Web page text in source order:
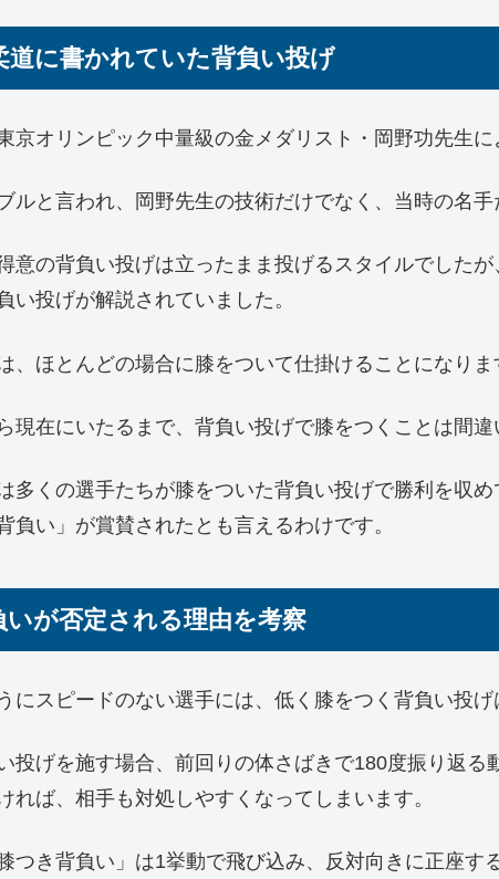
道に書かれていた背負い投げ
京オリンピック中量級の金メダリスト・岡野功先生に
ルと言われ、岡野先生の技術だけでなく、当時の名
意の背負い投げは立ったまま投げるスタイルでした
い投げが解説されていました。
、ほとんどの場合に膝をついて仕掛けることになりま
現在にいたるまで、背負い投げで膝をつくことは間
多くの選手たちが膝をついた背負い投げで勝利を収
負い」が賞賛されたとも言えるわけです。
いが否定される理由を考察
にスピードのない選手には、低く膝をつく背負い投げ
投げを施す場合、前回りの体さばきで180度振り返
れば、相手も対処しやすくなってしまいます。
つき背負い」は1挙動で飛び込み、反対向きに正座す